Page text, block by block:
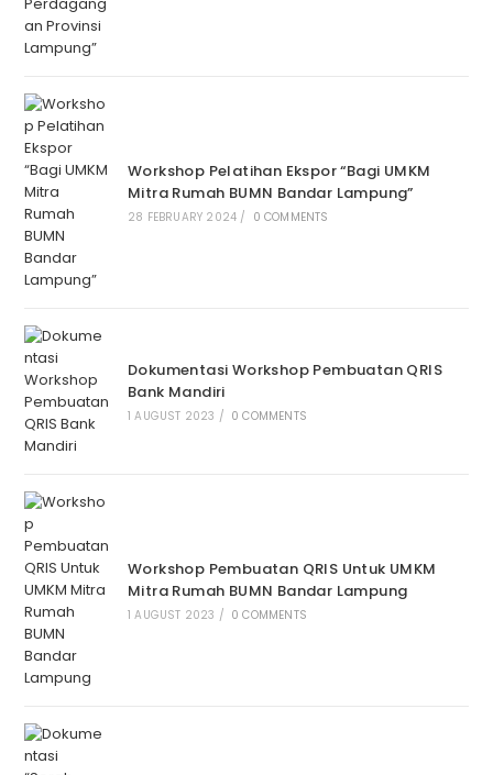
Workshop Pelatihan Ekspor “Bagi UMKM
Mitra Rumah BUMN Bandar Lampung”
28 FEBRUARY 2024 / 0 COMMENTS
Dokumentasi Workshop Pembuatan QRIS
Bank Mandiri
1 AUGUST 2023 / 0 COMMENTS
Workshop Pembuatan QRIS Untuk UMKM
Mitra Rumah BUMN Bandar Lampung
1 AUGUST 2023 / 0 COMMENTS